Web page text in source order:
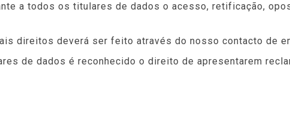
a todos os titulares de dados o acesso, retificação,
direitos deverá ser feito através do nosso contacto de
de dados é reconhecido o direito de apresentarem